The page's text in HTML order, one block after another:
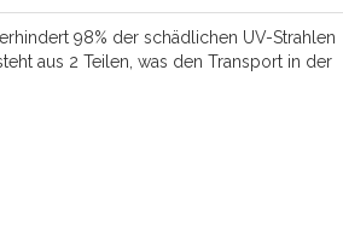
98% der schädlichen UV-Strahlen
aus 2 Teilen, was den Transport in der